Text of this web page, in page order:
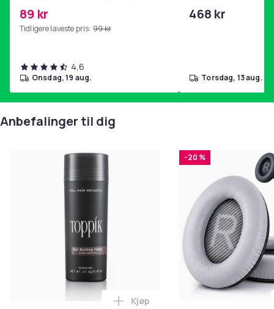
89 kr
Tidligere laveste pris: 99 kr
4,6
onsdag, 19 aug.
468 kr
torsdag, 13 aug.
Anbefalinger til dig
Legg Toppik - 27,5g - Dark
Kjøp
-20 %